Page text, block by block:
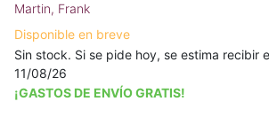
Martin, Frank
Disponible en breve
Sin stock. Si se pide hoy, se estima recibir
11/08/26
¡GASTOS DE ENVÍO GRATIS!